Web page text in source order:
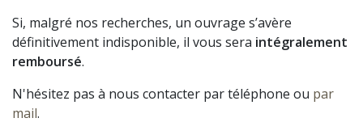
Si, malgré nos recherches, un ouvrage s’avère
définitivement indisponible, il vous sera intégralement
remboursé.
N'hésitez pas à nous contacter par téléphone ou par
mail.